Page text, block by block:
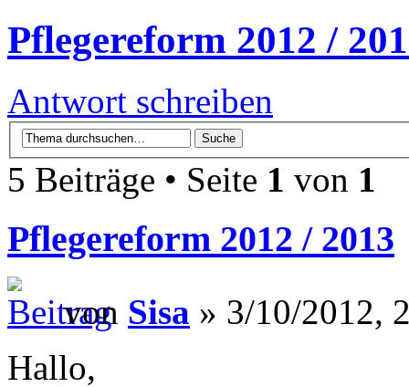
Pflegereform 2012 /
Antwort schreiben
5 Beiträge • Seite 1 von 1
Pflegereform 2012 / 2013
von Sisa » 3/10/2012,
Hallo,